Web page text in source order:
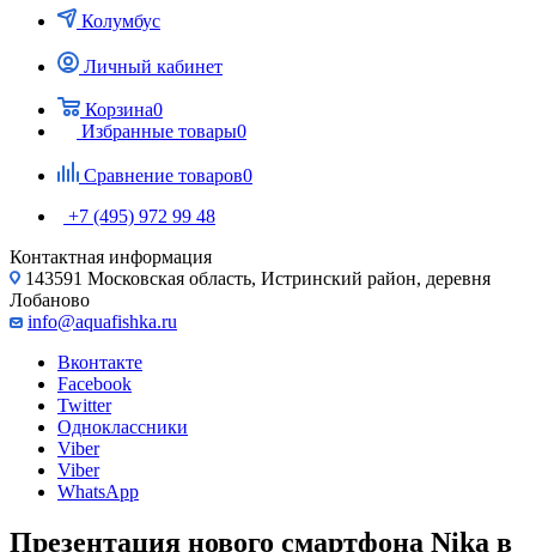
Колумбус
Личный кабинет
Корзина0
Избранные товары0
Сравнение товаров0
+7 (495) 972 99 48
Контактная информация
143591 Московская область, Истринский район, деревня
Лобаново
info@aquafishka.ru
Вконтакте
Facebook
Twitter
Одноклассники
Viber
Viber
WhatsApp
Презентация нового смартфона Nika в